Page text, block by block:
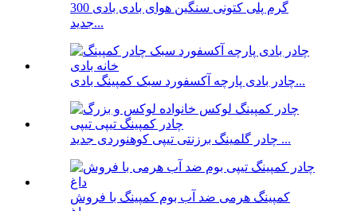
300 گرم پلی کتونی سنگین هوای بادی بادی
جدید...
چادر بادی پارچه آکسفورد سبک کمپینگ بادی...
چادر گلمینگ برزنتی تیپی کوهنوردی جدید ...
کمپینگ هرمی ضد آب بوم کمپینگ با فروش